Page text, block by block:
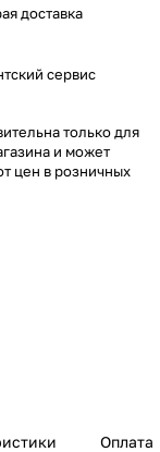
доставка
сервис
только для
и может
цен в розничных
Оплата